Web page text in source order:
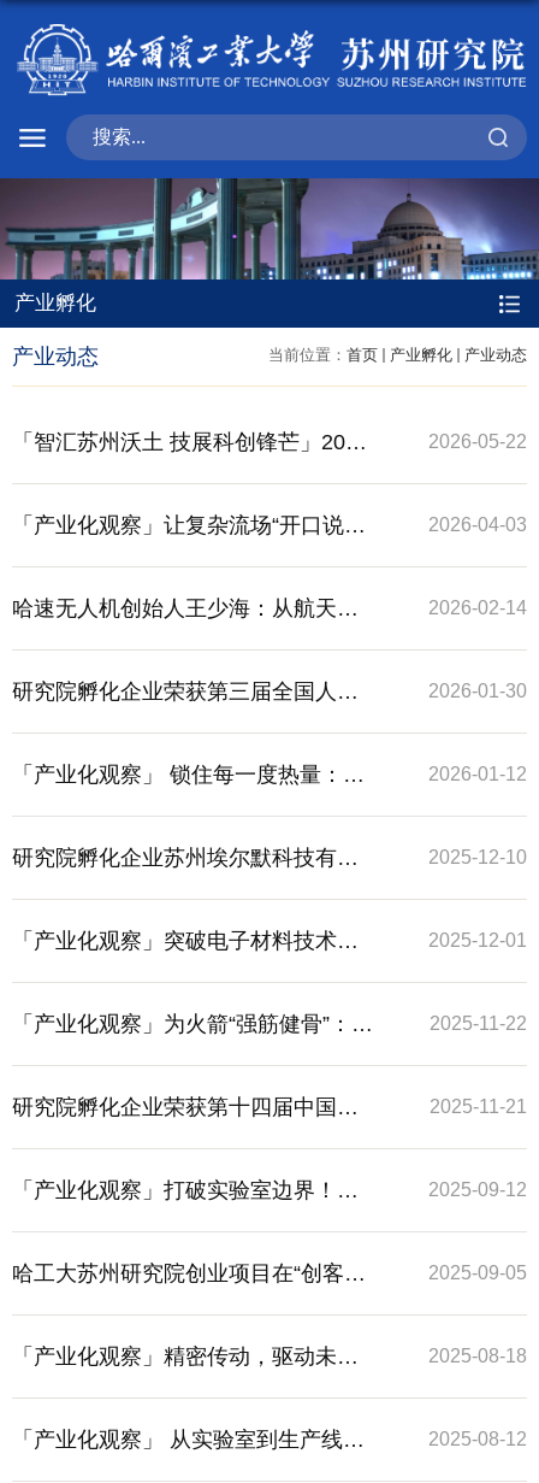
产业孵化
当前位置： 首页 产业孵化 产业动态
产业动态
「智汇苏州沃土 技展科创锋芒」2026
年度哈工大苏州高等研究院科创项目
路演暨吴中区“LakeTech（太湖科
创）”创客大赛成功举办
2026-05-22
「产业化观察」让复杂流场“开口说
话”：智能感知技术打开工业设备监测
新维度
2026-04-03
哈速无人机创始人王少海：从航天梦
想到低空飞行，让科技真正飞进生活
2026-02-14
研究院孵化企业荣获第三届全国人工
智能应用场景创新挑战赛总决赛二等
奖
2026-01-30
「产业化观察」 锁住每一度热量：新
材料技术为高耗能行业打造“节能铠甲”
2026-01-12
研究院孵化企业苏州埃尔默科技有限
公司完成首轮数千万元天使轮融资
2025-12-10
「产业化观察」突破电子材料技术瓶
颈！晔瓷电子正在加速国产替代
2025-12-01
「产业化观察」为火箭“强筋健骨”：一
场关于高端材料成形的技术变革
2025-11-22
研究院孵化企业荣获第十四届中国创
新创业大赛新材料全国赛二等奖
2025-11-21
「产业化观察」打破实验室边界！发
表于顶尖期刊的超高温材料技术实现
产业化突围
2025-09-12
哈工大苏州研究院创业项目在“创客中
国”江苏省中小企业创新创业大赛（创
业组）荣获一等奖第一名
2025-09-05
「产业化观察」精密传动，驱动未来
制造
2025-08-18
「产业化观察」 从实验室到生产线： 2025-08-12